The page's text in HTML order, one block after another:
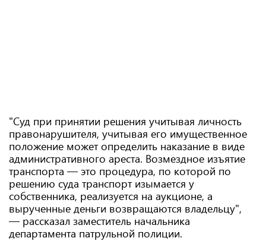
"Суд при принятии решения учитывая личность
правонарушителя, учитывая его имущественное
положение может определить наказание в виде
административного ареста. Возмездное изъятие
транспорта — это процедура, по которой по
решению суда транспорт изымается у
собственника, реализуется на аукционе, а
вырученные деньги возвращаются владельцу",
— рассказал заместитель начальника
департамента патрульной полиции.